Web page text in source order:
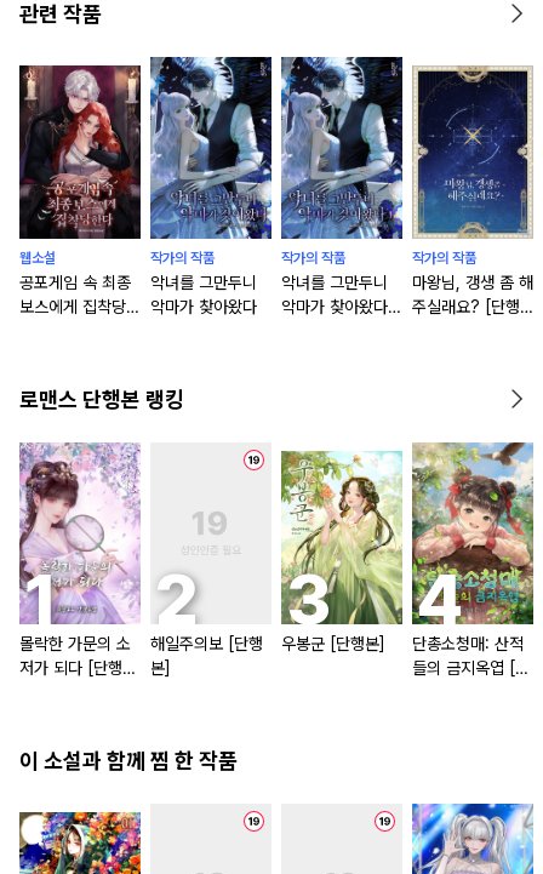
관련 작품
웹소설
공포게임 속 최종
보스에게 집착당한
작가의 작품
악녀를 그만두니
악마가 찾아왔다
작가의 작품
악녀를 그만두니
악마가 찾아왔다
작가의 작품
마왕님, 갱생 좀 해
주실래요? [단행
로맨스 단행본 랭킹
몰락한 가문의 소
저가 되다 [단행
해일주의보 [단행
본]
우봉군 [단행본]
단총소청매: 산적
들의 금지옥엽 [단
이 소설과 함께 찜 한 작품